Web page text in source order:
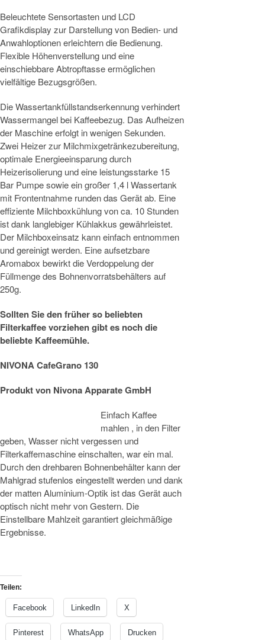
Beleuchtete Sensortasten und LCD
Grafikdisplay zur Darstellung von Bedien- und
Anwahloptionen erleichtern die Bedienung.
Flexible Höhenverstellung und eine
einschiebbare Abtropftasse ermöglichen
vielfältige Bezugsgrößen.
Die Wassertankfüllstandserkennung verhindert
Wassermangel bei Kaffeebezug. Das Aufheizen
der Maschine erfolgt in wenigen Sekunden.
Zwei Heizer zur Milchmixgetränkezubereitung,
optimale Energieeinsparung durch
Heizerisolierung und eine leistungsstarke 15
Bar Pumpe sowie ein großer 1,4 l Wassertank
mit Frontentnahme runden das Gerät ab. Eine
effiziente Milchboxkühlung von ca. 10 Stunden
ist dank langlebiger Kühlakkus gewährleistet.
Der Milchboxeinsatz kann einfach entnommen
und gereinigt werden. Eine aufsetzbare
Aromabox bewirkt die Verdoppelung der
Füllmenge des Bohnenvorratsbehälters auf
250g.
Sollten Sie den früher so beliebten
Filterkaffee vorziehen gibt es noch die
beliebte Kaffeemühle.
NIVONA CafeGrano 130
Produkt von Nivona Apparate GmbH
Einfach Kaffee
mahlen , in den Filter
geben, Wasser nicht vergessen und
Filterkaffemaschine einschalten, war ein mal.
Durch den drehbaren Bohnenbehälter kann der
Mahlgrad stufenlos eingestellt werden und dank
der matten Aluminium-Optik ist das Gerät auch
optisch nicht mehr von Gestern. Die
Einstellbare Mahlzeit garantiert gleichmäßige
Ergebnisse.
Teilen:
Facebook LinkedIn X
Pinterest WhatsApp Drucken